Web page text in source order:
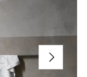
NÄCHSTE